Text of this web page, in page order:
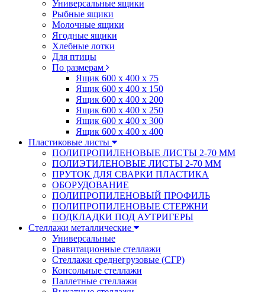
Универсальные ящики
Рыбные ящики
Молочные ящики
Ягодные ящики
Хлебные лотки
Для птицы
По размерам
Ящик 600 х 400 х 75
Ящик 600 х 400 х 150
Ящик 600 х 400 х 200
Ящик 600 х 400 х 250
Ящик 600 х 400 х 300
Ящик 600 х 400 х 400
Пластиковые листы
ПОЛИПРОПИЛЕНОВЫЕ ЛИСТЫ 2-70 ММ
ПОЛИЭТИЛЕНОВЫЕ ЛИСТЫ 2-70 ММ
ПРУТОК ДЛЯ СВАРКИ ПЛАСТИКА
ОБОРУДОВАНИЕ
ПОЛИПРОПИЛЕНОВЫЙ ПРОФИЛЬ
ПОЛИПРОПИЛЕНОВЫЕ СТЕРЖНИ
ПОДКЛАДКИ ПОД АУТРИГЕРЫ
Стеллажи металлические
Универсальные
Гравитационные стеллажи
Стеллажи среднегрузовые (СГР)
Консольные стеллажи
Паллетные стеллажи